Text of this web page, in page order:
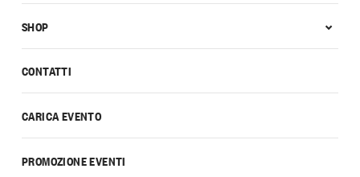
CONTATTI
CARICA EVENTO
PROMOZIONE EVENTI
SHOP